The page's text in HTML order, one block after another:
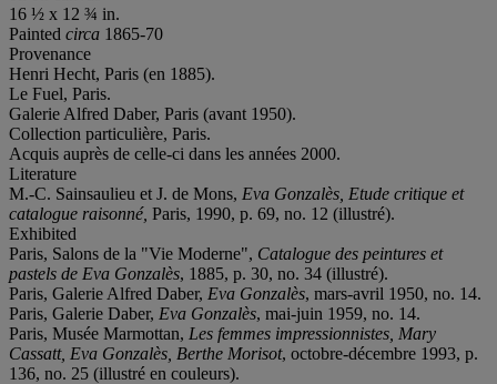
16 ½ x 12 ¾ in.
Painted circa 1865-70
Provenance
Henri Hecht, Paris (en 1885).
Le Fuel, Paris.
Galerie Alfred Daber, Paris (avant 1950).
Collection particulière, Paris.
Acquis auprès de celle-ci dans les années 2000.
Literature
M.-C. Sainsaulieu et J. de Mons, Eva Gonzalès, Etude critique et
catalogue raisonné, Paris, 1990, p. 69, no. 12 (illustré).
Exhibited
Paris, Salons de la "Vie Moderne", Catalogue des peintures et
pastels de Eva Gonzalès, 1885, p. 30, no. 34 (illustré).
Paris, Galerie Alfred Daber, Eva Gonzalès, mars-avril 1950, no. 14.
Paris, Galerie Daber, Eva Gonzalès, mai-juin 1959, no. 14.
Paris, Musée Marmottan, Les femmes impressionnistes, Mary
Cassatt, Eva Gonzalès, Berthe Morisot, octobre-décembre 1993, p.
136, no. 25 (illustré en couleurs).